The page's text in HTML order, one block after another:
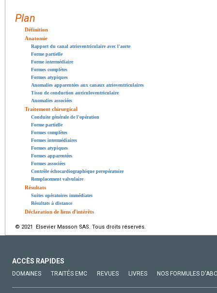
Plan
Définition
Anatomie
Rapport du canal atrioventriculaire avec l'aorte
Forme partielle
Forme intermédiaire
Formes complètes
Formes atypiques
Anomalies apparentées aux canaux atrioventriculaires
Tissu de conduction auriculoventriculaire
Anomalies associées
Traitement chirurgical
Conduite générale de l'opération
Forme partielle
Formes complètes
Formes intermédiaires
Formes atypiques
Formes apparentées
Formes associées
Contrôle échocardiographique peropératoire
Remplacement valvulaire
Résultats
Suites opératoires immédiates
Résultats à distance
Déclaration de liens d'intérêts
© 2021 Elsevier Masson SAS. Tous droits réservés.
ACCÈS RAPIDES
DOMAINES TRAITÉS EMC REVUES LIVRES NOS FORMULES